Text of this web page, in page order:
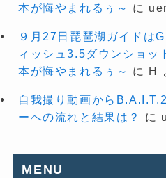
本が悔やまれるぅ～
に
９月27日琵琶湖ガイドは
ィッシュ3.5ダウンショッ
本が悔やまれるぅ～
に H
自我撮り動画から
ーへの流れと結果は？
に
MENU